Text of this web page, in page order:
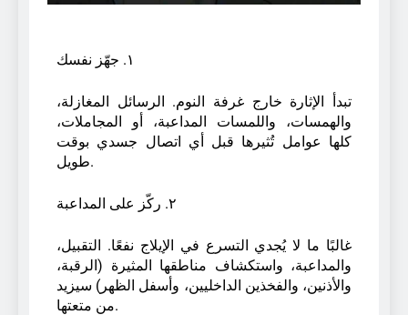
١. جهّز نفسك
تبدأ الإثارة خارج غرفة النوم. الرسائل المغازلة،
والهمسات، واللمسات المداعبة، أو المجاملات،
كلها عوامل تُثيرها قبل أي اتصال جسدي بوقت
طويل.
٢. ركّز على المداعبة
غالبًا ما لا يُجدي التسرع في الإيلاج نفعًا. التقبيل،
والمداعبة، واستكشاف مناطقها المثيرة (الرقبة،
والأذنين، والفخذين الداخليين، وأسفل الظهر) سيزيد
من متعتها.